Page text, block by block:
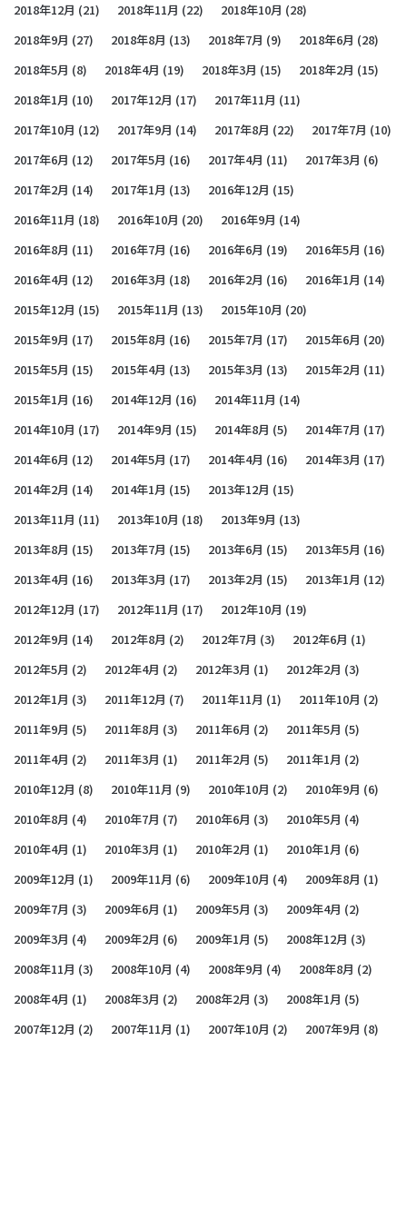
2018年12月 (21) 2018年11月 (22) 2018年10月 (28)
2018年9月 (27) 2018年8月 (13) 2018年7月 (9) 2018年6月 (28)
2018年5月 (8) 2018年4月 (19) 2018年3月 (15) 2018年2月 (15)
2018年1月 (10) 2017年12月 (17) 2017年11月 (11)
2017年10月 (12) 2017年9月 (14) 2017年8月 (22) 2017年7月 (10)
2017年6月 (12) 2017年5月 (16) 2017年4月 (11) 2017年3月 (6)
2017年2月 (14) 2017年1月 (13) 2016年12月 (15)
2016年11月 (18) 2016年10月 (20) 2016年9月 (14)
2016年8月 (11) 2016年7月 (16) 2016年6月 (19) 2016年5月 (16)
2016年4月 (12) 2016年3月 (18) 2016年2月 (16) 2016年1月 (14)
2015年12月 (15) 2015年11月 (13) 2015年10月 (20)
2015年9月 (17) 2015年8月 (16) 2015年7月 (17) 2015年6月 (20)
2015年5月 (15) 2015年4月 (13) 2015年3月 (13) 2015年2月 (11)
2015年1月 (16) 2014年12月 (16) 2014年11月 (14)
2014年10月 (17) 2014年9月 (15) 2014年8月 (5) 2014年7月 (17)
2014年6月 (12) 2014年5月 (17) 2014年4月 (16) 2014年3月 (17)
2014年2月 (14) 2014年1月 (15) 2013年12月 (15)
2013年11月 (11) 2013年10月 (18) 2013年9月 (13)
2013年8月 (15) 2013年7月 (15) 2013年6月 (15) 2013年5月 (16)
2013年4月 (16) 2013年3月 (17) 2013年2月 (15) 2013年1月 (12)
2012年12月 (17) 2012年11月 (17) 2012年10月 (19)
2012年9月 (14) 2012年8月 (2) 2012年7月 (3) 2012年6月 (1)
2012年5月 (2) 2012年4月 (2) 2012年3月 (1) 2012年2月 (3)
2012年1月 (3) 2011年12月 (7) 2011年11月 (1) 2011年10月 (2)
2011年9月 (5) 2011年8月 (3) 2011年6月 (2) 2011年5月 (5)
2011年4月 (2) 2011年3月 (1) 2011年2月 (5) 2011年1月 (2)
2010年12月 (8) 2010年11月 (9) 2010年10月 (2) 2010年9月 (6)
2010年8月 (4) 2010年7月 (7) 2010年6月 (3) 2010年5月 (4)
2010年4月 (1) 2010年3月 (1) 2010年2月 (1) 2010年1月 (6)
2009年12月 (1) 2009年11月 (6) 2009年10月 (4) 2009年8月 (1)
2009年7月 (3) 2009年6月 (1) 2009年5月 (3) 2009年4月 (2)
2009年3月 (4) 2009年2月 (6) 2009年1月 (5) 2008年12月 (3)
2008年11月 (3) 2008年10月 (4) 2008年9月 (4) 2008年8月 (2)
2008年4月 (1) 2008年3月 (2) 2008年2月 (3) 2008年1月 (5)
2007年12月 (2) 2007年11月 (1) 2007年10月 (2) 2007年9月 (8)